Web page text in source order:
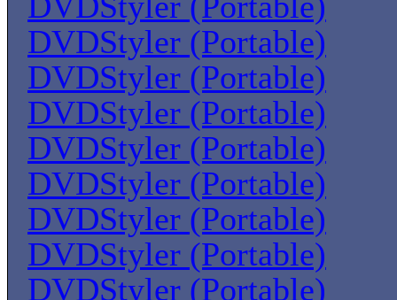
DVDStyler (Portable)
DVDStyler (Portable)
DVDStyler (Portable)
DVDStyler (Portable)
DVDStyler (Portable)
DVDStyler (Portable)
DVDStyler (Portable)
DVDStyler (Portable)